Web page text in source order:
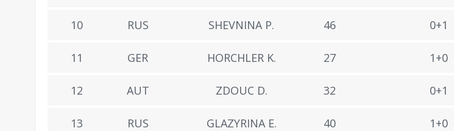
10 RUS SHEVNINA P. 46 0+1
11 GER HORCHLER K. 27 1+0
12 AUT ZDOUC D. 32 0+1
13 RUS GLAZYRINA E. 40 1+0